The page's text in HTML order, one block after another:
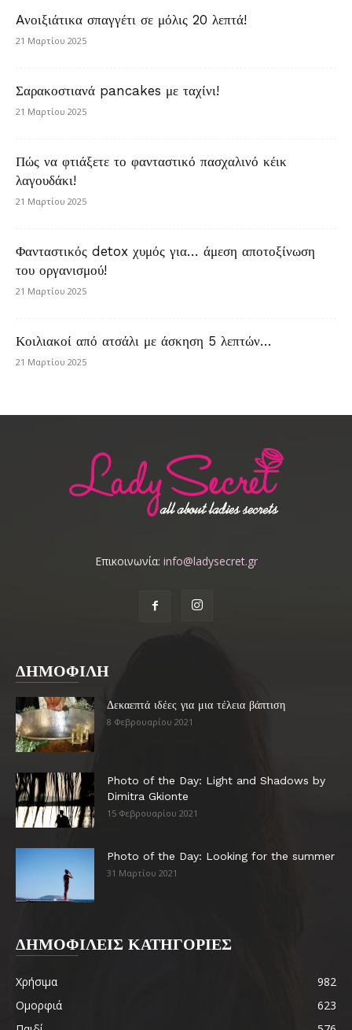
Aνοιξιάτικα σπαγγέτι σε μόλις 20 λεπτά!
21 Μαρτίου 2025
Σαρακοστιανά pancakes με ταχίνι!
21 Μαρτίου 2025
Πώς να φτιάξετε το φανταστικό πασχαλινό κέικ
λαγουδάκι!
21 Μαρτίου 2025
Φανταστικός detox χυμός για… άμεση αποτοξίνωση
του οργανισμού!
21 Μαρτίου 2025
Κοιλιακοί από ατσάλι με άσκηση 5 λεπτών…
21 Μαρτίου 2025
Επικοινωνία: info@ladysecret.gr
ΔΗΜΟΦΙΛΗ
Δεκαεπτά ιδέες για μια τέλεια βάπτιση
8 Φεβρουαρίου 2021
Photo of the Day: Light and Shadows by
Dimitra Gkionte
15 Φεβρουαρίου 2021
Photo of the Day: Looking for the summer
31 Μαρτίου 2021
ΔΗΜΟΦΙΛΕΙΣ ΚΑΤΗΓΟΡΙΕΣ
Χρήσιμα
982
Ομορφιά
623